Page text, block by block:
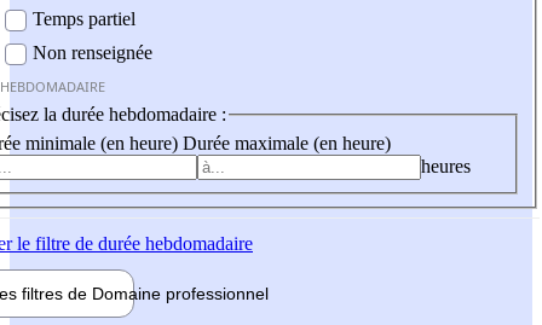
Temps partiel
Non renseignée
la durée hebdomadaire :
minimale (en heure) Durée maximale (en heure)
heures
le filtre de durée hebdomadaire
filtres de Domaine professionnel